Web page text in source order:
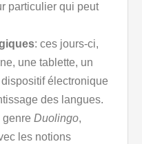
particulier qui peut
: ces jours-ci,
une tablette, un
électronique
des langues.
Duolingo,
les notions